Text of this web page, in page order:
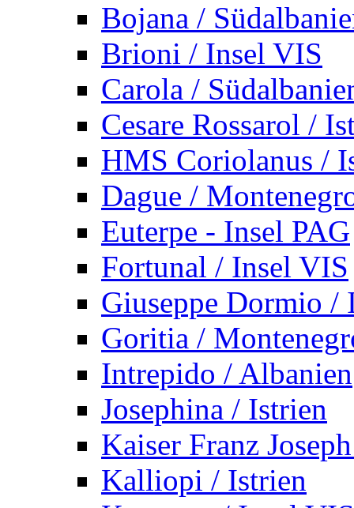
Bojana /
Brioni / Insel VIS
Carola /
Cesare Rossarol /
HMS Coriolanus /
Dague /
Euterpe - Insel PAG
Fortunal / Insel VIS
Giuseppe Dormio /
Goritia /
Intrepido / Albanien
Josephina / Istrien
Kaiser Franz
Kalliopi / Istrien